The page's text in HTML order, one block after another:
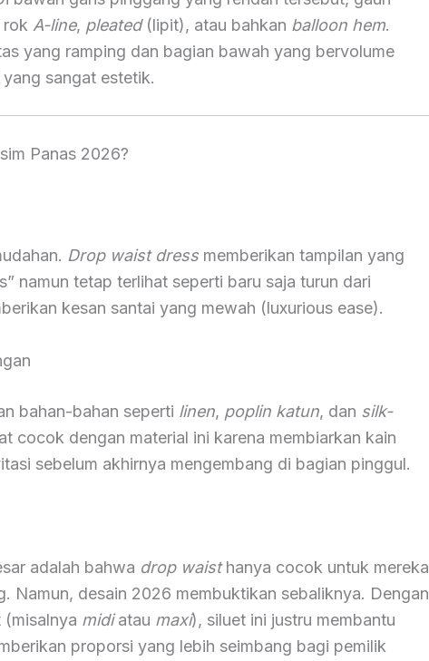
rok A-line, pleated(lipit), atau bahkan balloon hem.
yang ramping dan bagian bawah yang bervolume
sangat estetik.
Panas 2026?
Drop waist dress memberikan tampilan yang
namun tetap terlihat seperti baru saja turun dari
kesan santai yang mewah (luxurious ease).
bahan-bahan seperti linen, poplin katun, dan silk-
cocok dengan material ini karena membiarkan kain
sebelum akhirnya mengembang di bagian pinggul.
adalah bahwa drop waisthanya cocok untuk mereka
Namun, desain 2026 membuktikan sebaliknya. Dengan
midiatau maxi), siluet ini justru membantu
proporsi yang lebih seimbang bagi pemilik